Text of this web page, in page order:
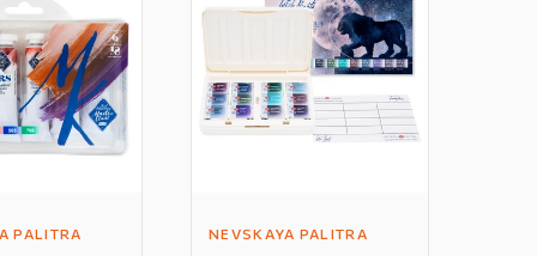
e
PALITRA
Автор
NEVSKAYA PALITRA